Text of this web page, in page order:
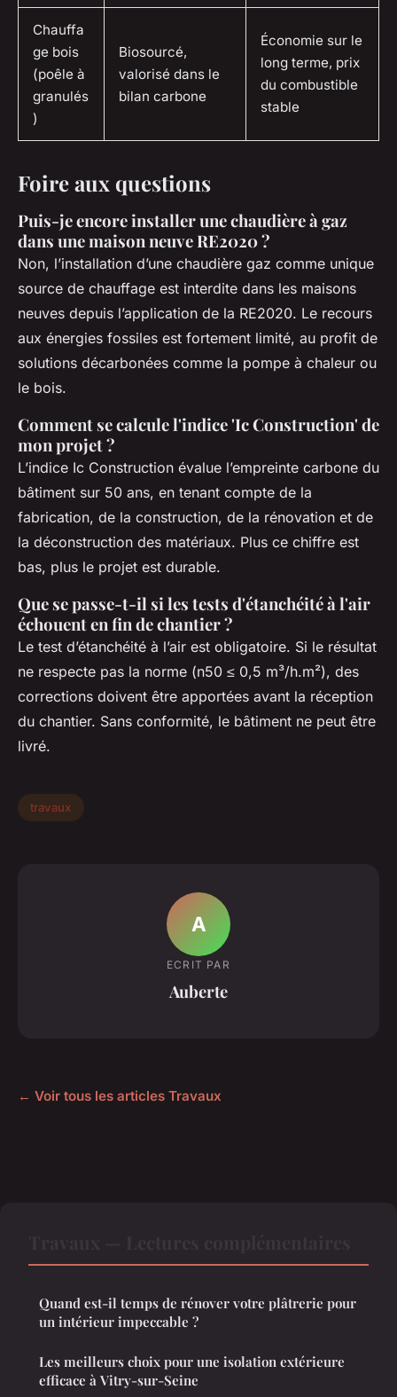
Chauffa
ge bois
(poêle à
granulés
)
Biosourcé,
valorisé dans le
bilan carbone
Économie sur le
long terme, prix
du combustible
stable
Foire aux questions
Puis-je encore installer une chaudière à gaz
dans une maison neuve RE2020 ?
Non, l’installation d’une chaudière gaz comme unique
source de chauffage est interdite dans les maisons
neuves depuis l’application de la RE2020. Le recours
aux énergies fossiles est fortement limité, au profit de
solutions décarbonées comme la pompe à chaleur ou
le bois.
Comment se calcule l'indice 'Ic Construction' de
mon projet ?
L’indice Ic Construction évalue l’empreinte carbone du
bâtiment sur 50 ans, en tenant compte de la
fabrication, de la construction, de la rénovation et de
la déconstruction des matériaux. Plus ce chiffre est
bas, plus le projet est durable.
Que se passe-t-il si les tests d'étanchéité à l'air
échouent en fin de chantier ?
Le test d’étanchéité à l’air est obligatoire. Si le résultat
ne respecte pas la norme (n50 ≤ 0,5 m³/h.m²), des
corrections doivent être apportées avant la réception
du chantier. Sans conformité, le bâtiment ne peut être
livré.
travaux
A
ECRIT PAR
Auberte
← Voir tous les articles Travaux
Quand est-il temps de rénover votre plâtrerie pour
un intérieur impeccable ?
Les meilleurs choix pour une isolation extérieure
efficace à Vitry-sur-Seine